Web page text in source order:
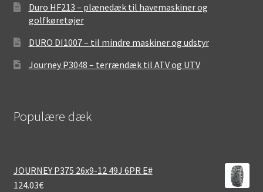
Duro HF213 – plænedæk til havemaskiner og
golfkøretøjer
DURO DI1007 – til mindre maskiner og udstyr
Journey P3048 – terrændæk til ATV og UTV
Populære dæk
JOURNEY P375 26x9-12 49J 6PR E#
124.03€